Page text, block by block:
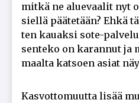
mit­kä ne alu­e­vaa­lit nyt
siel­lä pää­te­tään? Eh­kä
ten kau­ak­si sote-
sen­te­ko on ka­ran­nut
maal­ta kat­so­en asi­at
Kas­vot­to­muut­ta li­sää